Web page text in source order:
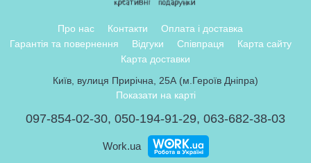
Про нас Контакти
Оплата і доставка
Гарантія та повернення
Відгуки Співпраця
Карта сайту
Карта доставки
Київ, вулиця Прирічна, 25А (м.Героїв Дніпра)
Показати на карті
097-854-02-30, 050-194-91-29, 063-682-38-03
Work.ua